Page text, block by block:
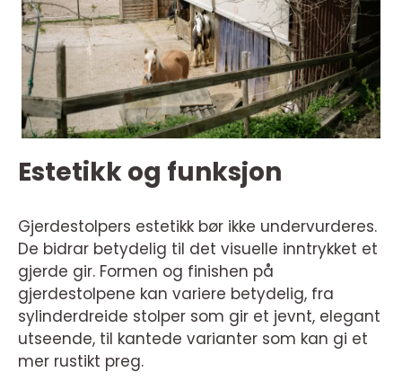
Estetikk og funksjon
Gjerdestolpers estetikk bør ikke undervurderes.
De bidrar betydelig til det visuelle inntrykket et
gjerde gir. Formen og finishen på
gjerdestolpene kan variere betydelig, fra
sylinderdreide stolper som gir et jevnt, elegant
utseende, til kantede varianter som kan gi et
mer rustikt preg.